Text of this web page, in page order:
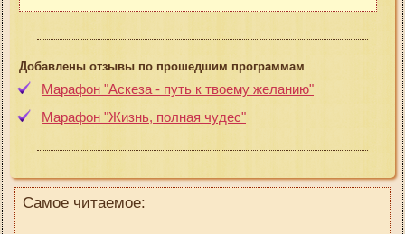
Добавлены отзывы по прошедшим программам
Марафон "Аскеза - путь к твоему желанию"
Марафон "Жизнь, полная чудес"
Самое читаемое: